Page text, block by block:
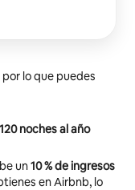
por lo que puedes
120 noches al año
un10 % de ingresos
en Airbnb, lo